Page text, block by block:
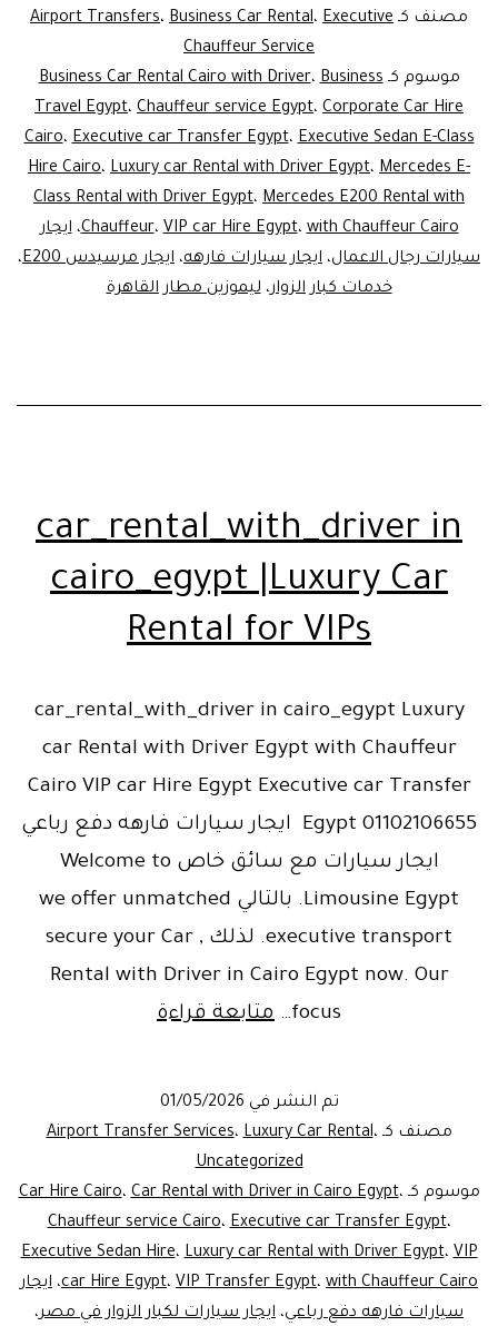
E-
مصنف كـ
Airport Transfers، Business Car Rental، Executive
Chauffeur Service
موسوم كـ
Business Car Rental Cairo with Driver،Business
Travel Egypt، Chauffeur service Egypt، Corporate Car Hire
Cairo،Executive car Transfer Egypt،Executive Sedan E-Class
Hire Cairo، Luxury car Rental with Driver Egypt، Mercedes E-
Class Rental with Driver Egypt، Mercedes E200 Rental with
Chauffeur،VIP car Hire Egypt،with Chauffeur Cairo ،ايجار
سيارات رجال الاعمال، ايجار سيارات فارهه، ايجار مرسيدس E200
،
خدمات كبار الزوار،ليموزين مطار القاهرة
car_rental_with_driver in
cairo_egypt |Luxury Car
Rental for VIPs
car_rental_with_driver in cairo_egypt Luxury
car Rental with Driver Egypt with Chauffeur
Cairo VIP car Hire Egypt Executive car Transfer
Egypt 01102106655 ايجار سيارات فارهه دفع رباعي
ايجار سيارات مع سائق خاص Welcome to
Limousine Egypt. بالتالي we offer unmatched
executive transport. لذلك , secure your Car
Rental with Driver in Cairo Egypt now. Our
focus…
متابعة قراءة
|Luxury
Rental
for
VIPs
تم النشر في 01/05/2026
مصنف كـ
Airport Transfer Services،Luxury Car Rental،
Uncategorized
موسوم كـ
Car Hire Cairo،Car Rental with Driver in Cairo Egypt،
Chauffeur service Cairo،Executive car Transfer Egypt،
Executive Sedan Hire،Luxury car Rental with Driver Egypt،VIP
car Hire Egypt، VIP Transfer Egypt، with Chauffeur Cairo ، ايجار
سيارات فارهه دفع رباعي، ايجار سيارات لكبار الزوار في مصر،